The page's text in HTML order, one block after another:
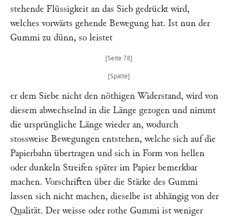
stehende Flüssigkeit an das Sieb gedrückt wird,
welches vorwärts gehende Bewegung hat. Ist nun der
Gummi zu dünn, so leistet
er dem Siebe nicht den nöthigen Widerstand, wird von
diesem abwechselnd in die Länge gezogen und nimmt
die ursprüngliche Länge wieder an, wodurch
stossweise Bewegungen entstehen, welche sich auf die
Papierbahn übertragen und sich in Form von hellen
oder dunkeln Streifen später im Papier bemerkbar
machen. Vorschriften über die Stärke des Gummi
lassen sich nicht machen, dieselbe ist abhängig von der
Qualität. Der weisse oder rothe Gummi ist weniger